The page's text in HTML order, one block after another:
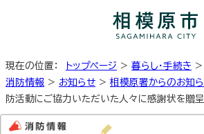
現在の位置： トップページ > 暮らし・手続き >
消防情報 > お知らせ > 相模原署からのお知
防活動にご協力いただいた人々に感謝状を贈呈